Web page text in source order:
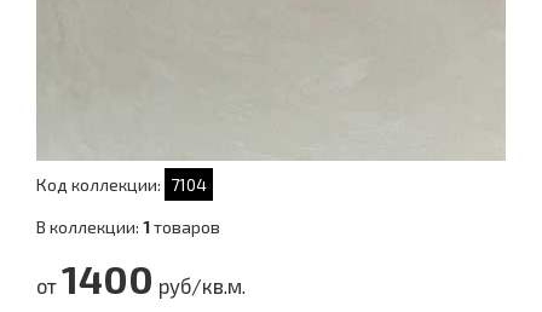
Код коллекции: 7104
В коллекции: 1товаров
от 1400 руб/кв.м.